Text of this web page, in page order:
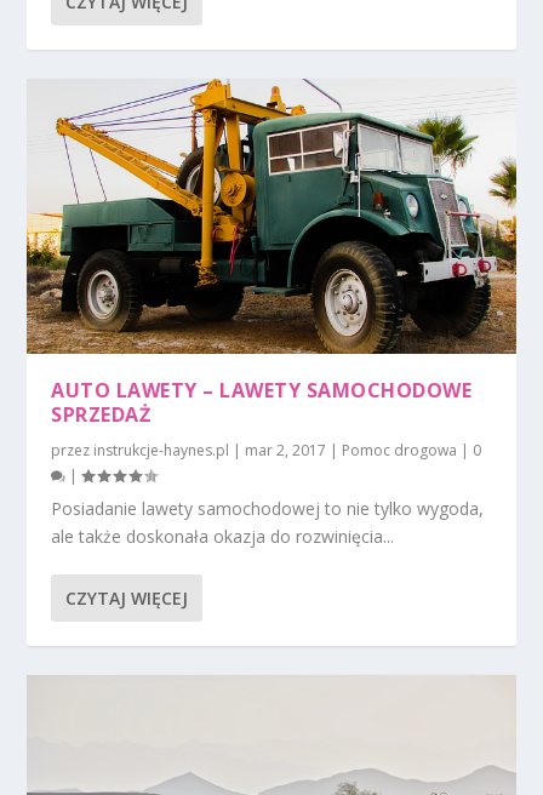
AUTO LAWETY – LAWETY SAMOCHODOWE
SPRZEDAŻ
przez instrukcje-haynes.pl | mar 2, 2017 | Pomoc drogowa | 0
|
Posiadanie lawety samochodowej to nie tylko wygoda,
ale także doskonała okazja do rozwinięcia...
CZYTAJ WIĘCEJ